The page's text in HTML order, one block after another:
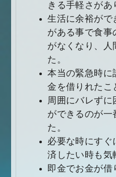
きる手軽さがあ
生活に余裕がで
がある事で食事
がなくなり、人
た。
本当の緊急時に
金を借りれたこ
周囲にバレずに
ができるのが一
た。
必要な時にすぐ
済したい時も気
即金でお金が借